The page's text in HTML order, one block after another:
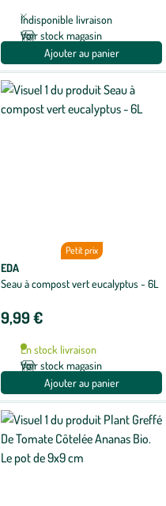
Indisponible livraison
Voir stock magasin
Ajouter au panier
Petit prix
EDA
Seau à compost vert eucalyptus - 6L
9,99 €
En stock livraison
Voir stock magasin
Ajouter au panier